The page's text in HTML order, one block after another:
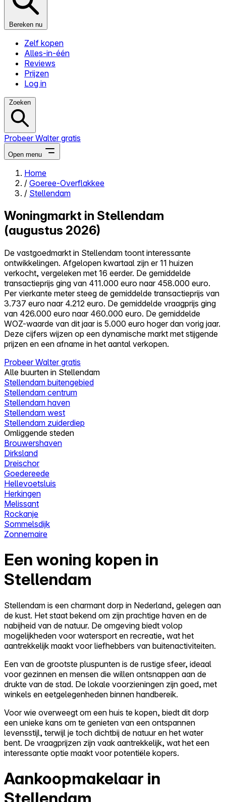
Bereken nu
Zelf kopen
Alles-in-één
Reviews
Prijzen
Log in
Zoeken
Probeer Walter gratis
Open menu
Close menu
Alles-in-één
Reviews
Prijzen
Log in
Probeer Walter gratis
Home
/ Goeree-Overflakkee
/ Stellendam
Woningmarkt in Stellendam
(augustus 2026)
De vastgoedmarkt in Stellendam toont interessante
ontwikkelingen. Afgelopen kwartaal zijn er 11 huizen
verkocht, vergeleken met 16 eerder. De gemiddelde
transactieprijs ging van 411.000 euro naar 458.000 euro.
Per vierkante meter steeg de gemiddelde transactieprijs van
3.737 euro naar 4.212 euro. De gemiddelde vraagprijs ging
van 426.000 euro naar 460.000 euro. De gemiddelde
WOZ-waarde van dit jaar is 5.000 euro hoger dan vorig jaar.
Deze cijfers wijzen op een dynamische markt met stijgende
prijzen en een afname in het aantal verkopen.
Probeer Walter gratis
Alle buurten in Stellendam
Stellendam buitengebied
Stellendam centrum
Stellendam haven
Stellendam west
Stellendam zuiderdiep
Omliggende steden
Brouwershaven
Dirksland
Dreischor
Goedereede
Hellevoetsluis
Herkingen
Melissant
Rockanje
Sommelsdijk
Zonnemaire
Een woning kopen in
Stellendam
Stellendam is een charmant dorp in Nederland, gelegen aan
de kust. Het staat bekend om zijn prachtige haven en de
nabijheid van de natuur. De omgeving biedt volop
mogelijkheden voor watersport en recreatie, wat het
aantrekkelijk maakt voor liefhebbers van buitenactiviteiten.
Een van de grootste pluspunten is de rustige sfeer, ideaal
voor gezinnen en mensen die willen ontsnappen aan de
drukte van de stad. De lokale voorzieningen zijn goed, met
winkels en eetgelegenheden binnen handbereik.
Voor wie overweegt om een huis te kopen, biedt dit dorp
een unieke kans om te genieten van een ontspannen
levensstijl, terwijl je toch dichtbij de natuur en het water
bent. De vraagprijzen zijn vaak aantrekkelijk, wat het een
interessante optie maakt voor potentiële kopers.
Aankoopmakelaar in